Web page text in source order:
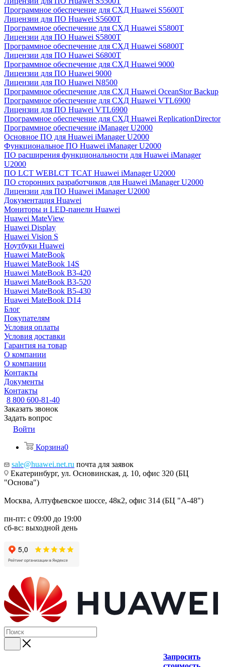
Программное обеспечение для СХД Huawei S5600T
Лицензии для ПО Huawei S5600T
Программное обеспечение для СХД Huawei S5800T
Лицензии для ПО Huawei S5800T
Программное обеспечение для СХД Huawei S6800T
Лицензии для ПО Huawei S6800T
Программное обеспечение для СХД Huawei 9000
Лицензии для ПО Huawei 9000
Лицензии для ПО Huawei N8500
Программное обеспечение для СХД Huawei OceanStor Backup
Программное обеспечение для СХД Huawei VTL6900
Лицензии для ПО Huawei VTL6900
Программное обеспечение для СХД Huawei ReplicationDirector
Программное обеспечение iManager U2000
Основное ПО для Huawei iManager U2000
Функциональное ПО Huawei iManager U2000
ПО расширения функциональности для Huawei iManager
U2000
ПО LCT WEBLCT TCAT Huawei iManager U2000
ПО сторонних разработчиков для Huawei iManager U2000
Лицензии для ПО Huawei iManager U2000
Документация Huawei
Мониторы и LED-панели Huawei
Huawei MateView
Huawei Display
Huawei Vision S
Ноутбуки Huawei
Huawei MateBook
Huawei MateBook 14S
Huawei MateBook B3-420
Huawei MateBook B3-520
Huawei MateBook B5-430
Huawei MateBook D14
Блог
Покупателям
Условия оплаты
Условия доставки
Гарантия на товар
О компании
О компании
Контакты
Документы
Контакты
8 800 600-81-40
Заказать звонок
Задать вопрос
Войти
Корзина0
sale@huawei.net.ru почта для заявок
Екатеринбург, ул. Основинская, д. 10, офис 320 (БЦ
"Основа")
Москва, Алтуфьевское шоссе, 48к2, офис 314 (БЦ "А-48")
пн-пт: с 09:00 до 19:00
сб-вс: выходной день
Запросить